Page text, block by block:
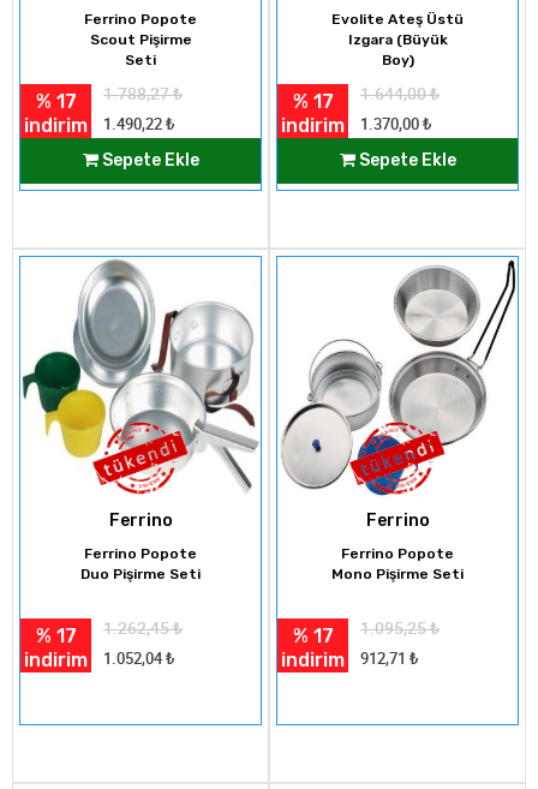
Ferrino Popote
Scout Pişirme
Seti
% 17
indirim
1.788,27₺
1.490,22 ₺
Sepete Ekle
Evolite Ateş Üstü
Izgara (Büyük
Boy)
% 17
indirim
1.644,00₺
1.370,00 ₺
Sepete Ekle
Ferrino
Ferrino Popote
Duo Pişirme Seti
% 17
indirim
1.262,45₺
1.052,04 ₺
Ferrino
Ferrino Popote
Mono Pişirme Seti
% 17
indirim
1.095,25₺
912,71 ₺